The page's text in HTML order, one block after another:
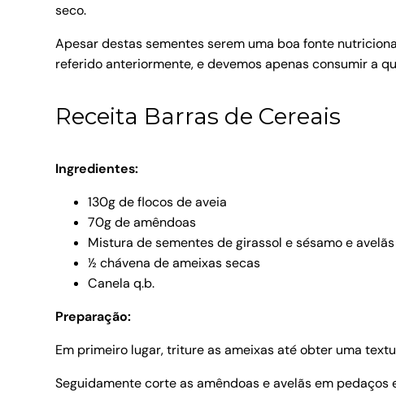
seco.
Apesar destas sementes serem uma boa fonte
referido anteriormente, e devemos apenas consumir a
Receita Barras de Cereais
Ingredientes:
130g de flocos de aveia
70g de amêndoas
Mistura de sementes de girassol e sésamo e
½ chávena de ameixas secas
Canela q.b.
Preparação:
Em primeiro lugar, triture as ameixas até obter uma
Seguidamente corte as amêndoas e avelãs em